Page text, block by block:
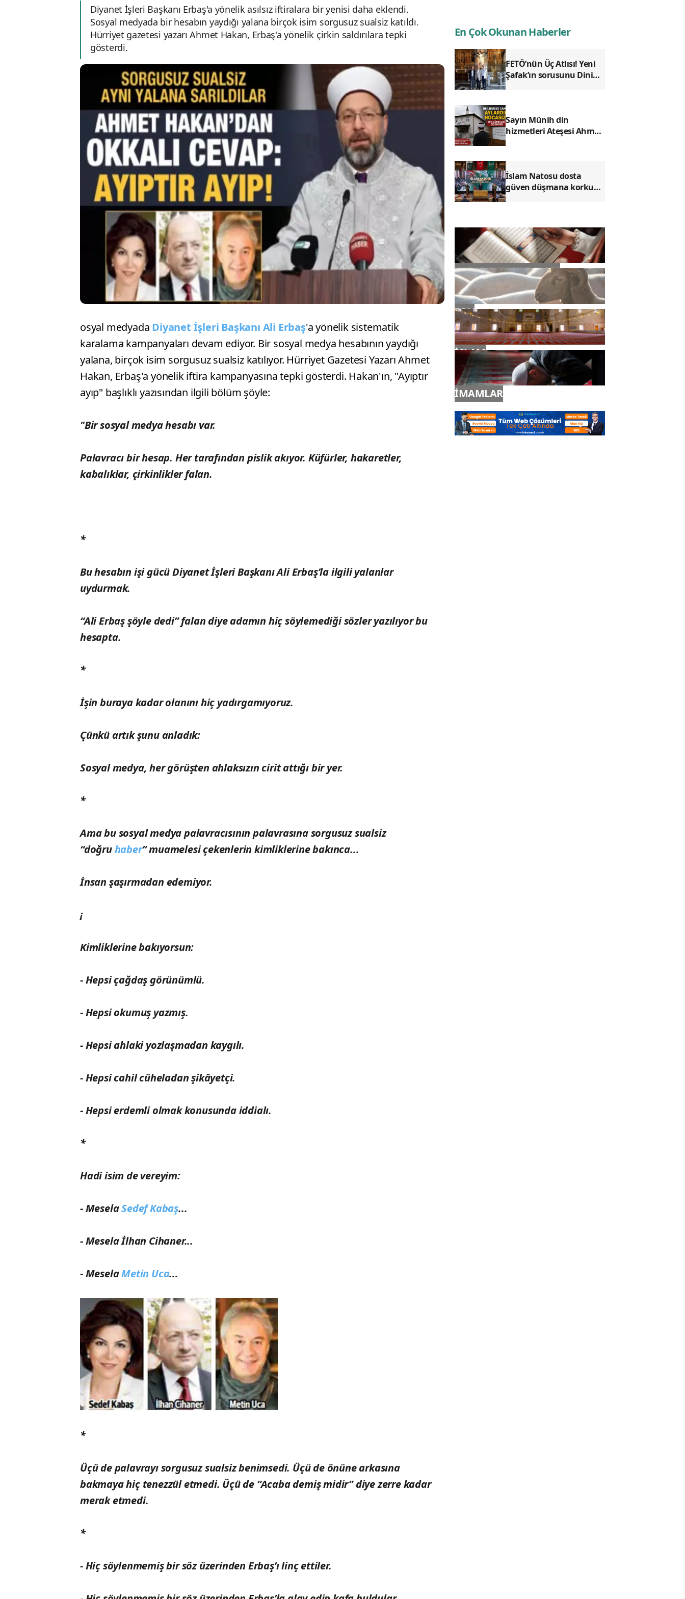
Diyanet İşleri Başkanı Erbaş'a yönelik asılsız iftiralara bir yenisi daha eklendi.
Sosyal medyada bir hesabın yaydığı yalana birçok isim sorgusuz sualsiz katıldı.
Hürriyet gazetesi yazarı Ahmet Hakan, Erbaş'a yönelik çirkin saldırılara tepki
gösterdi.
osyal medyada Diyanet İşleri Başkanı Ali Erbaş'a yönelik sistematik
karalama kampanyaları devam ediyor. Bir sosyal medya hesabının yaydığı
yalana, birçok isim sorgusuz sualsiz katılıyor. Hürriyet Gazetesi Yazarı Ahmet
Hakan, Erbaş'a yönelik iftira kampanyasına tepki gösterdi. Hakan'ın, "Ayıptır
ayıp" başlıklı yazısından ilgili bölüm şöyle:
"Bir sosyal medya hesabı var.
Palavracı bir hesap. Her tarafından pislik akıyor. Küfürler, hakaretler,
kabalıklar, çirkinlikler falan.
*
Bu hesabın işi gücü Diyanet İşleri Başkanı Ali Erbaş’la ilgili yalanlar
uydurmak.
“Ali Erbaş şöyle dedi” falan diye adamın hiç söylemediği sözler yazılıyor bu
hesapta.
*
İşin buraya kadar olanını hiç yadırgamıyoruz.
Çünkü artık şunu anladık:
Sosyal medya, her görüşten ahlaksızın cirit attığı bir yer.
*
Ama bu sosyal medya palavracısının palavrasına sorgusuz sualsiz
“doğruhaber” muamelesi çekenlerin kimliklerine bakınca...
İnsan şaşırmadan edemiyor.
¡
Kimliklerine bakıyorsun:
- Hepsi çağdaş görünümlü.
- Hepsi okumuş yazmış.
- Hepsi ahlaki yozlaşmadan kaygılı.
- Hepsi cahil cüheladan şikâyetçi.
- Hepsi erdemli olmak konusunda iddialı.
*
Hadi isim de vereyim:
- MeselaSedef Kabaş...
- Mesela İlhan Cihaner...
- MeselaMetin Uca...
*
Üçü de palavrayı sorgusuz sualsiz benimsedi. Üçü de önüne arkasına
bakmaya hiç tenezzül etmedi. Üçü de “Acaba demiş midir” diye zerre kadar
merak etmedi.
*
- Hiç söylenmemiş bir söz üzerinden Erbaş’ı linç ettiler.
En Çok Okunan Haberler
FETÖ’nün Üç Atlısı! Yeni
Şafak’ın sorusunu Dini
Sayın Münih din
hizmetleri Ateşesi Ahmet
İslam Natosu dosta
güven düşmana korku
YAZ KURAN KURSLARI
TDV
İSLAM
İMAMLAR